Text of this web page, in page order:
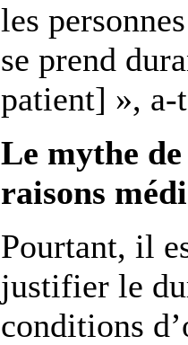
les
se prend
patient] »,
Le mythe
raisons
Pourtant, il
justifier le
conditions